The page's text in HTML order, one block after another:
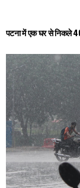
पटना में एक घर से निकले